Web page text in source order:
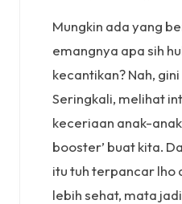
Mungkin ada yang
emangnya apa sih
kecantikan? Nah,
Seringkali, melihat
keceriaan anak-
booster’ buat kita.
itu tuh terpancar lho
lebih sehat, mata